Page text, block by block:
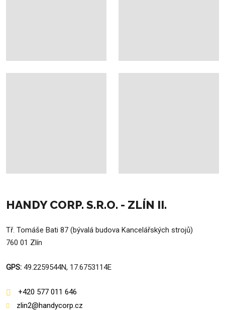
HANDY CORP. S.R.O. - ZLÍN II.
Tř. Tomáše Bati 87 (bývalá budova Kancelářských strojů)
760 01 Zlín
GPS: 49.2259544N, 17.6753114E
+420 577 011 646
zlin2@handycorp.cz